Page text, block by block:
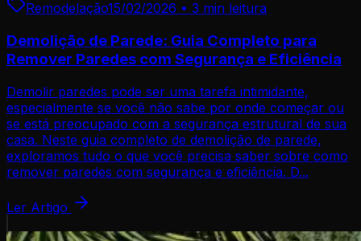
Remodelação15/02/2026 • 3 min leitura
Demolição de Parede: Guia Completo para
Remover Paredes com Segurança e Eficiência
Demolir paredes pode ser uma tarefa intimidante,
especialmente se você não sabe por onde começar ou
se está preocupado com a segurança estrutural de sua
casa. Neste guia completo de demolição de parede,
exploramos tudo o que você precisa saber sobre como
remover paredes com segurança e eficiência. D...
Ler Artigo